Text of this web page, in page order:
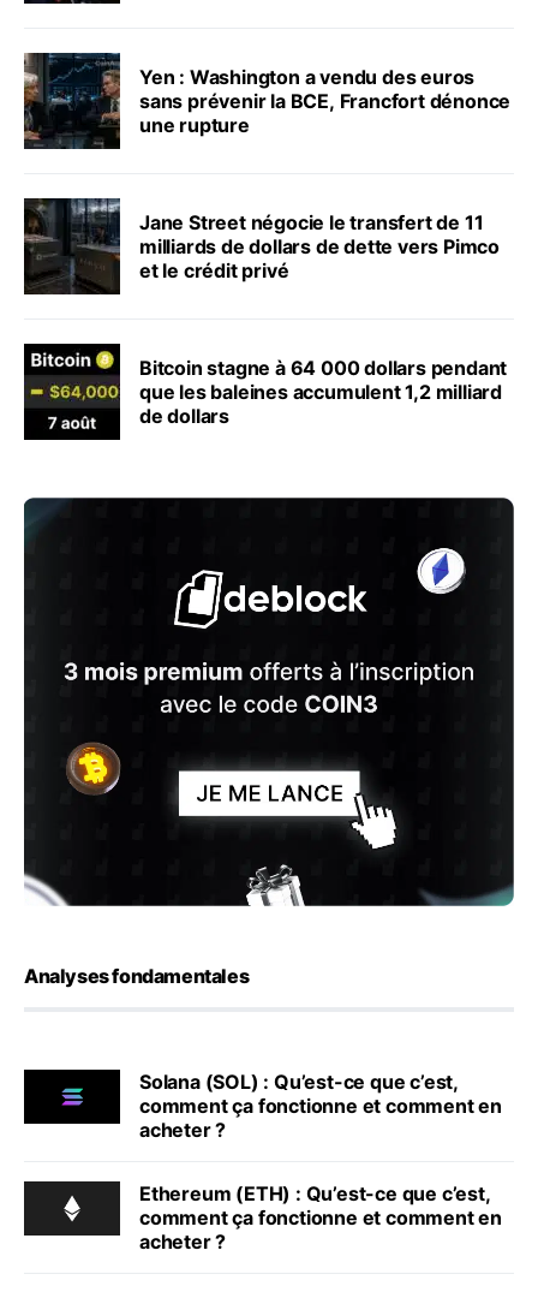
Yen : Washington a vendu des euros
sans prévenir la BCE, Francfort dénonce
une rupture
Jane Street négocie le transfert de 11
milliards de dollars de dette vers Pimco
et le crédit privé
Bitcoin stagne à 64 000 dollars pendant
que les baleines accumulent 1,2 milliard
de dollars
Analyses fondamentales
Solana (SOL) : Qu’est-ce que c’est,
comment ça fonctionne et comment en
acheter ?
Ethereum (ETH) : Qu’est-ce que c’est,
comment ça fonctionne et comment en
acheter ?